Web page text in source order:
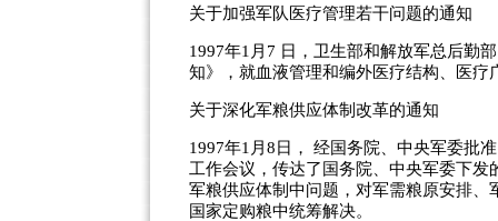
关于加强军队医疗管理若干问题的通知
1997年1月7 日，卫生部和解放军总后勤
知》，就血液管理和编外医疗结构、医疗
关于深化军粮供应体制改革的通知
1997年1月8日， 经国务院、中央军委批
工作会议，传达了国务院、中央军委下
军粮供应体制中问题，对军需粮原安排
国家定购粮中统筹解决。